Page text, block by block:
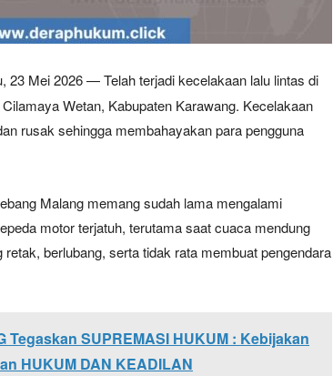
23 Mei 2026 — Telah terjadi kecelakaan lalu lintas di
Wetan, Kabupaten Karawang. Kecelakaan
rusak sehingga membahayakan para pengguna
Malang memang sudah lama mengalami
motor terjatuh, terutama saat cuaca mendung
berlubang, serta tidak rata membuat pengendara
Tegaskan SUPREMASI HUKUM : Kebijakan
HUKUM DAN KEADILAN